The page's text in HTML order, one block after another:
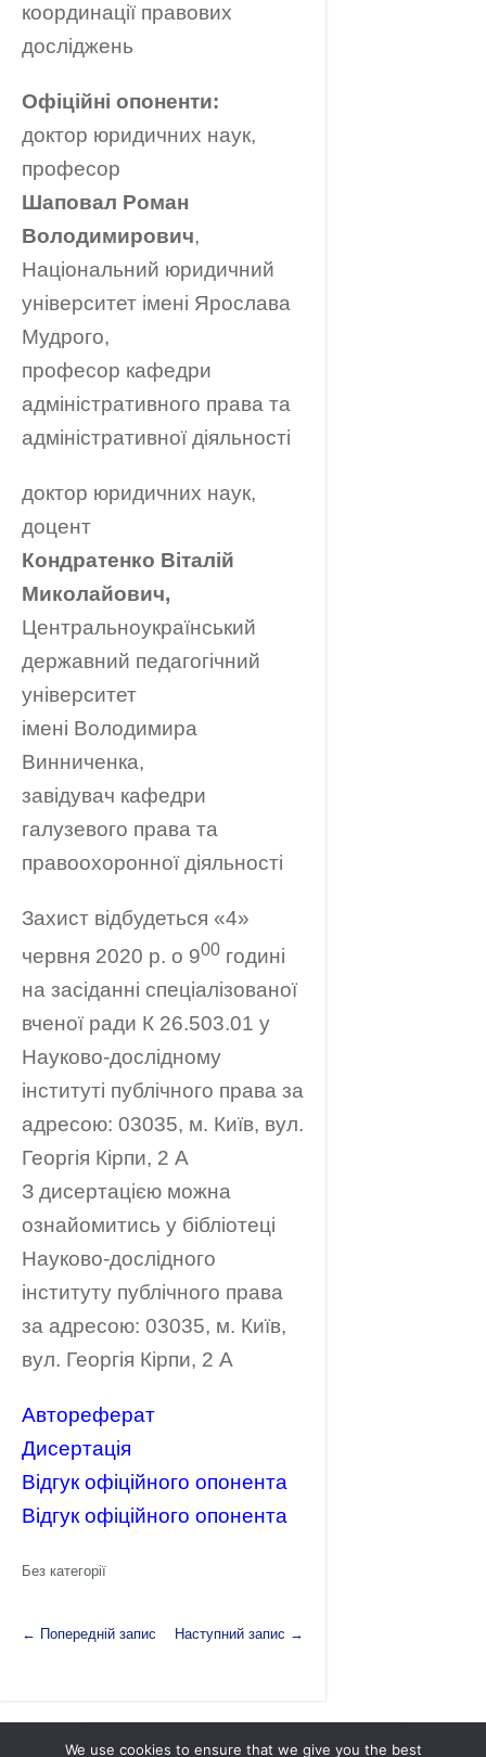
координації правових
досліджень
Офіційні опоненти:
доктор юридичних наук,
професор
Шаповал Роман
Володимирович,
Національний юридичний
університет імені Ярослава
Мудрого,
професор кафедри
адміністративного права та
адміністративної діяльності
доктор юридичних наук,
доцент
Кондратенко Віталій
Миколайович,
Центральноукраїнський
державний педагогічний
університет
імені Володимира
Винниченка,
завідувач кафедри
галузевого права та
правоохоронної діяльності
Захист відбудеться «4»
червня 2020 р. о 900 годині
на засіданні спеціалізованої
вченої ради К 26.503.01 у
Науково-дослідному
інституті публічного права за
адресою: 03035, м. Київ, вул.
Георгія Кірпи, 2 А
З дисертацією можна
ознайомитись у бібліотеці
Науково-дослідного
інституту публічного права
за адресою: 03035, м. Київ,
вул. Георгія Кірпи, 2 А
Автореферат
Дисертація
Відгук офіційного опонента
Відгук офіційного опонента
Без категорії
← Попередній запис Наступний запис →
We use cookies to ensure that we give you the best